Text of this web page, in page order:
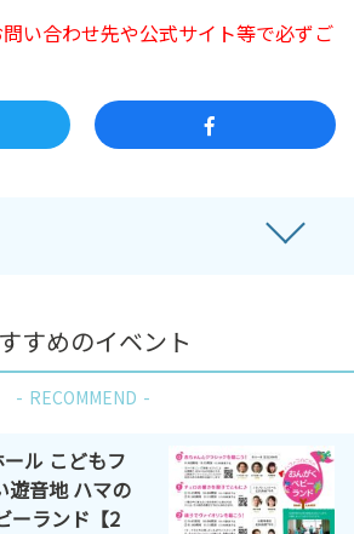
い合わせ先や公式サイト等で必ずご
すめのイベント
RECOMMEND
ル こどもフ
遊音地 ハマの
ーランド【2